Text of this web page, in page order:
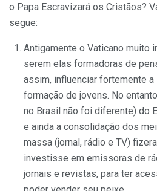
o Papa Escravizará os Cristãos?
segue:
Antigamente o Vaticano muito
serem elas formadoras de
assim, influenciar fortemente
formação de jovens. No
no Brasil não foi diferente) do
e ainda a consolidação dos
massa (jornal, rádio e TV)
investisse em emissoras de
jornais e revistas, para ter